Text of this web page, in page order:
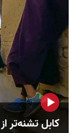
کابل تشنه‌تر